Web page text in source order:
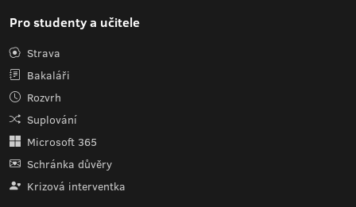
Pro studenty a učitele
Strava
Bakaláři
Rozvrh
Suplování
Microsoft 365
Schránka důvěry
Krizová interventka